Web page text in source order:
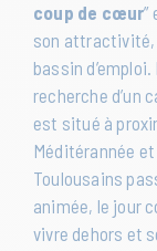
coup de cœur”
son attractivité,
bassin
recherche d’un
est situé à
Méditérannée
Toulousains
animée, le jour
vivre dehors et